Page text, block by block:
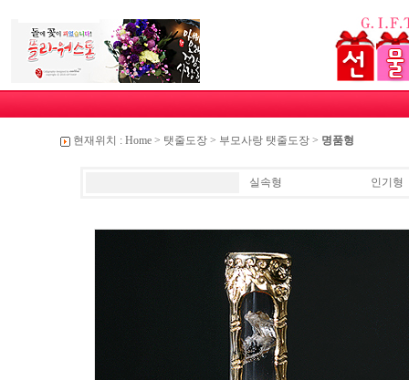
현재위치 : Home> 탯줄도장> 부모사랑 탯줄도장> 명품형
실속형 인기형